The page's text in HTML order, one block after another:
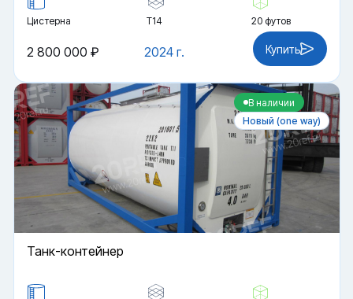
Цистерна Т14 20 футов
2024 г.
2 800 000 ₽ Купить
В наличии
Новый (one way)
Танк-контейнер